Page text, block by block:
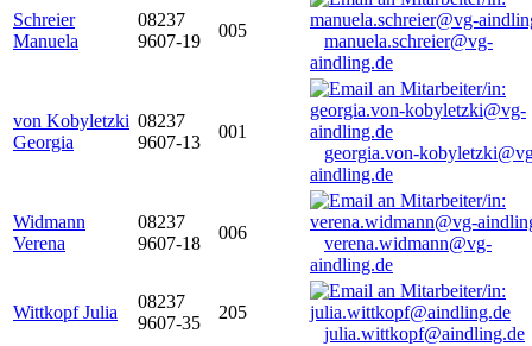
Schreier
Manuela
08237
9607-19
005
manuela.schreier@vg-
aindling.de
von Kobyletzki
Georgia
08237
9607-13
001
georgia.von-
aindling.de
Widmann
Verena
08237
9607-18
006
verena.widmann@vg-
aindling.de
Wittkopf Julia
08237
9607-35
205
julia.wittkopf@aindling.de